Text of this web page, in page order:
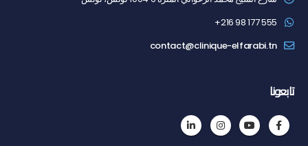
555 177 98 216+
contact@clinique-elfarabi.tn
تابعونا